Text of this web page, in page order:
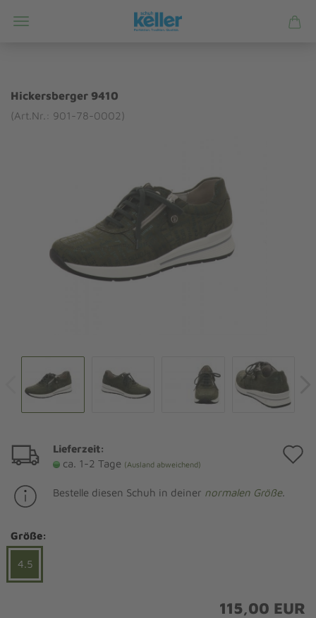
Hickersberger 9410
(Art.Nr.: 901-78-0002)
Lieferzeit:
ca. 1-2 Tage (Ausland abweichend)
Bestelle diesen Schuh in deiner normalen Größe.
Größe:
4.5
115,00 EUR